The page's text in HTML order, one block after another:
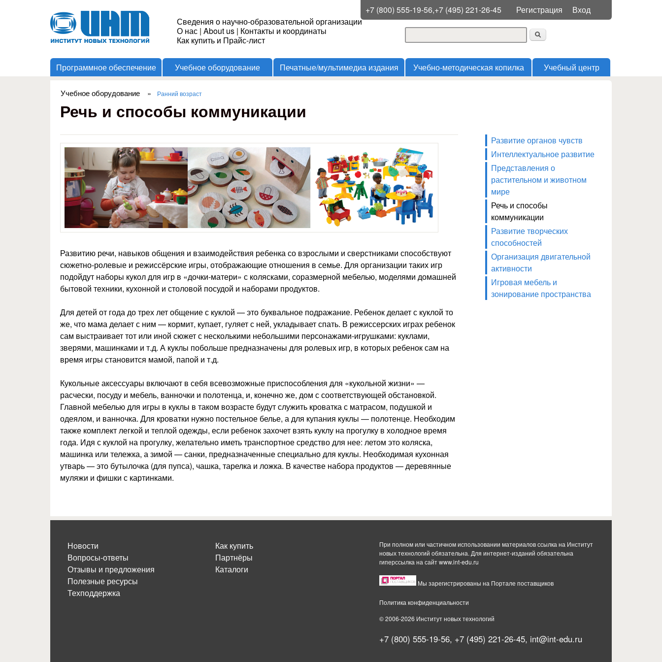
Перейти к основному
содержанию
Меню пользователя
Регистрация Вход
+7 (800) 555-19-56,+7 (495) 221-26-45
Институт
Новых
Технологий
Сведения о научно-образовательной организации
О нас | About us | Контакты и координаты
Как купить и Прайс-лист
Форма поиска
Программное обеспечение Учебное оборудование Печатные/мультимедиа издания Учебно-методическая копилка Учебный центр
Вы здесь
Учебное оборудование » Ранний возраст
Речь и способы коммуникации
Развитию речи, навыков общения и взаимодействия ребенка со взрослыми и сверстниками способствуют
сюжетно-ролевые и режиссёрские игры, отображающие отношения в семье. Для организации таких игр
подойдут наборы кукол для игр в «дочки-матери» с колясками, соразмерной мебелью, моделями домашней
бытовой техники, кухонной и столовой посудой и наборами продуктов.
Для детей от года до трех лет общение с куклой — это буквальное подражание. Ребенок делает с куклой то
же, что мама делает с ним — кормит, купает, гуляет с ней, укладывает спать. В режиссерских играх ребенок
сам выстраивает тот или иной сюжет с несколькими небольшими персонажами-игрушками: куклами,
зверями, машинками и т.д. А куклы побольше предназначены для ролевых игр, в которых ребенок сам на
время игры становится мамой, папой и т.д.
Кукольные аксессуары включают в себя всевозможные приспособления для «кукольной жизни» —
расчески, посуду и мебель, ванночки и полотенца, и, конечно же, дом с соответствующей обстановкой.
Главной мебелью для игры в куклы в таком возрасте будут служить кроватка с матрасом, подушкой и
одеялом, и ванночка. Для кроватки нужно постельное белье, а для купания куклы — полотенце. Необходим
также комплект легкой и теплой одежды, если ребенок захочет взять куклу на прогулку в холодное время
года. Идя с куклой на прогулку, желательно иметь транспортное средство для нее: летом это коляска,
машинка или тележка, а зимой — санки, предназначенные специально для куклы. Необходимая кухонная
утварь — это бутылочка (для пупса), чашка, тарелка и ложка. В качестве набора продуктов — деревянные
муляжи и фишки с картинками.
Развитие органов чувств
Интеллектуальное развитие
Представления о
растительном и животном
мире
Речь и способы
коммуникации
Развитие творческих
способностей
Организация двигательной
активности
Игровая мебель и
зонирование пространства
Новости
Вопросы-ответы
Отзывы и предложения
Полезные ресурсы
Техподдержка
Как купить
Партнёры
Каталоги
При полном или частичном использовании материалов ссылка на Институт
новых технологий обязательна. Для интернет-изданий обязательна
гиперссылка на сайтwww.int-edu.ru
Мы зарегистрированы на Портале поставщиков
Политика конфиденциальности
© 2006-2026 Институт новых технологий
+7 (800) 555-19-56, +7 (495) 221-26-45, int@int-edu.ru